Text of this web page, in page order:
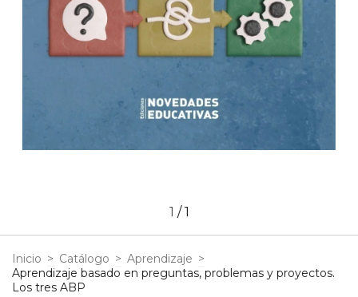
1 /1
Inicio > Catálogo > Aprendizaje >
Aprendizaje basado en preguntas, problemas y proyectos.
Los tres ABP